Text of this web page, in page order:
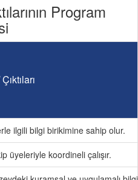
Program
ilgili bilgi birikimine sahip olur.
üyeleriyle koordineli çalışır.